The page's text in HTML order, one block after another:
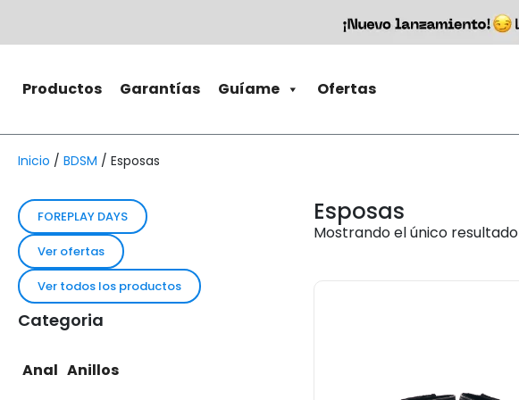
Productos Garantías Guíame Ofertas
Inicio / BDSM / Esposas
FOREPLAY DAYS
Ver ofertas
Ver todos los productos
Categoria
Anal Anillos
Esposas
Mostrando el único resultado